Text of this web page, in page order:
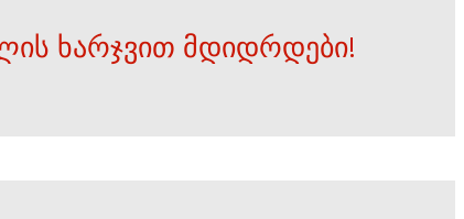
ხარჯვით მდიდრდები!